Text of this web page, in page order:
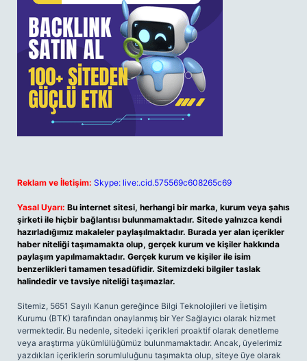
Reklam ve İletişim: Skype: live:.cid.575569c608265c69
Yasal Uyarı: Bu internet sitesi, herhangi bir marka, kurum veya şahıs
şirketi ile hiçbir bağlantısı bulunmamaktadır. Sitede yalnızca kendi
hazırladığımız makaleler paylaşılmaktadır. Burada yer alan içerikler
haber niteliği taşımamakta olup, gerçek kurum ve kişiler hakkında
paylaşım yapılmamaktadır. Gerçek kurum ve kişiler ile isim
benzerlikleri tamamen tesadüfidir. Sitemizdeki bilgiler taslak
halindedir ve tavsiye niteliği taşımazlar.
Sitemiz, 5651 Sayılı Kanun gereğince Bilgi Teknolojileri ve İletişim
Kurumu (BTK) tarafından onaylanmış bir Yer Sağlayıcı olarak hizmet
vermektedir. Bu nedenle, sitedeki içerikleri proaktif olarak denetleme
veya araştırma yükümlülüğümüz bulunmamaktadır. Ancak, üyelerimiz
yazdıkları içeriklerin sorumluluğunu taşımakta olup, siteye üye olarak